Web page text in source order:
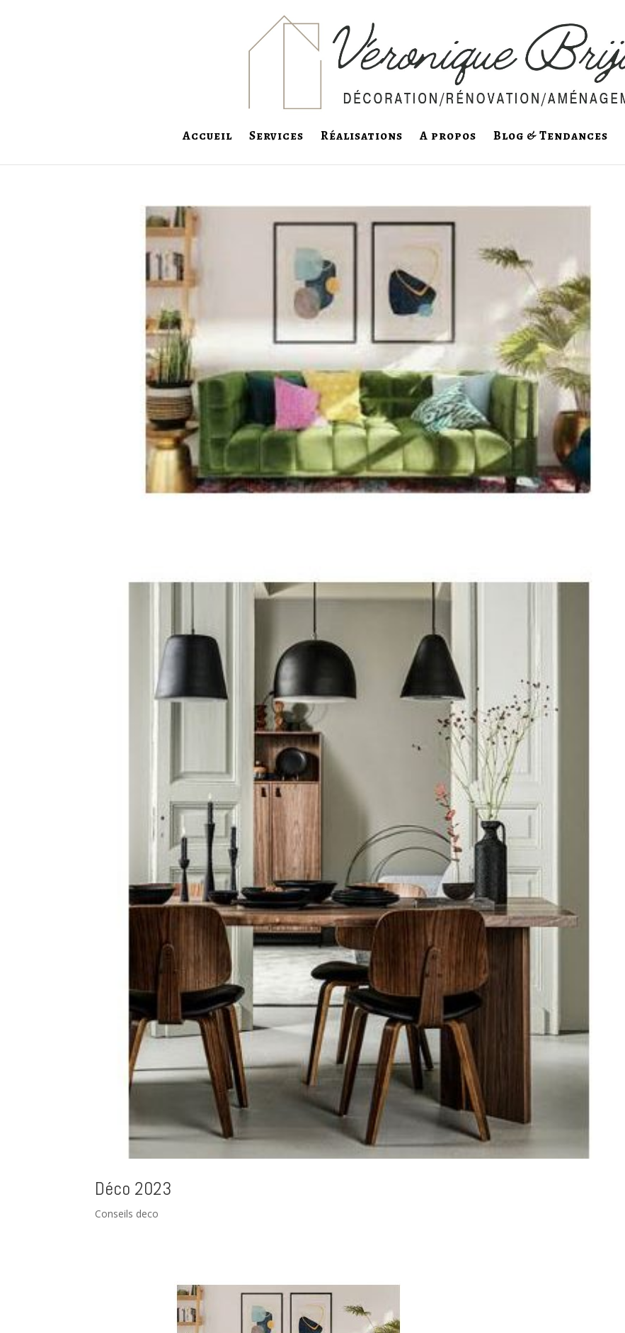
Accueil Services Réalisations A propos Blog & Tendances
Déco 2023
Conseils deco